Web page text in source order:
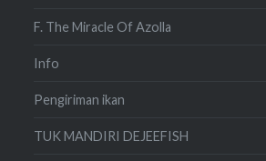
F. The Miracle Of Azolla
Info
Pengiriman ikan
TUK MANDIRI DEJEEFISH